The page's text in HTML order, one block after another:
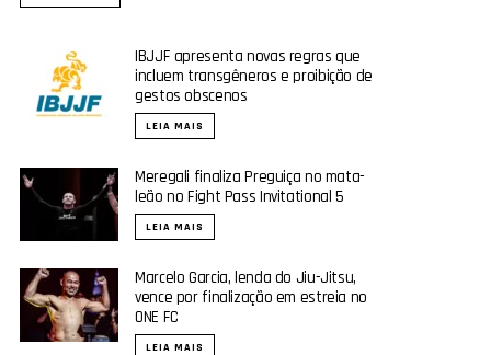
IBJJF apresenta novas regras que
incluem transgêneros e proibição de
gestos obscenos
LEIA MAIS
Meregali finaliza Preguiça no mata-
leão no Fight Pass Invitational 5
LEIA MAIS
Marcelo Garcia, lenda do Jiu-Jitsu,
vence por finalização em estreia no
ONE FC
LEIA MAIS